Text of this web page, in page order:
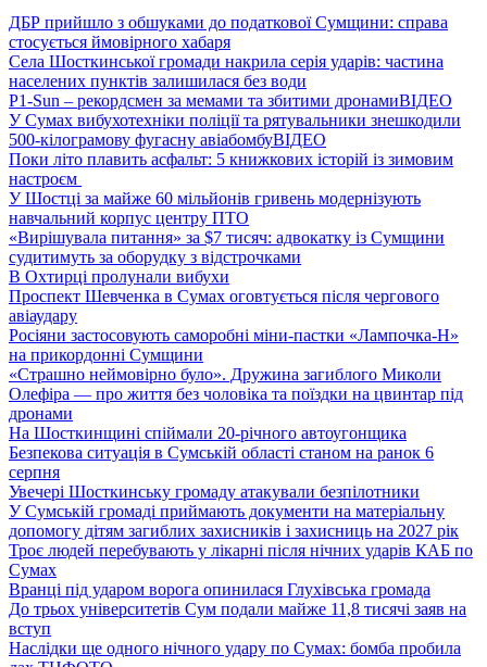
ДБР прийшло з обшуками до податкової Сумщини: справа
стосується ймовірного хабаря
Села Шосткинської громади накрила серія ударів: частина
населених пунктів залишилася без води
P1-Sun – рекордсмен за мемами та збитими дронамиВІДЕО
У Сумах вибухотехніки поліції та рятувальники знешкодили
500-кілограмову фугасну авіабомбуВІДЕО
Поки літо плавить асфальт: 5 книжкових історій із зимовим
настроєм
У Шостці за майже 60 мільйонів гривень модернізують
навчальний корпус центру ПТО
«Вирішувала питання» за $7 тисяч: адвокатку із Сумщини
судитимуть за оборудку з відстрочками
В Охтирці пролунали вибухи
Проспект Шевченка в Сумах оговтується після чергового
авіаудару
Росіяни застосовують саморобні міни-пастки «Лампочка-Н»
на прикордонні Сумщини
«Страшно неймовірно було». Дружина загиблого Миколи
Олефіра — про життя без чоловіка та поїздки на цвинтар під
дронами
На Шосткинщині спіймали 20-річного автоугонщика
Безпекова ситуація в Сумській області станом на ранок 6
серпня
Увечері Шосткинську громаду атакували безпілотники
У Сумській громаді приймають документи на матеріальну
допомогу дітям загиблих захисників і захисниць на 2027 рік
Троє людей перебувають у лікарні після нічних ударів КАБ по
Сумах
Вранці під ударом ворога опинилася Глухівська громада
До трьох університетів Сум подали майже 11,8 тисячі заяв на
вступ
Наслідки ще одного нічного удару по Сумах: бомба пробила